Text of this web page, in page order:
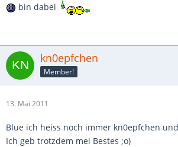
bin dabei
kn0epfchen
Member!
13. Mai 2011
Blue ich heiss noch immer kn0epfchen
Ich geb trotzdem mei Bestes ;o)